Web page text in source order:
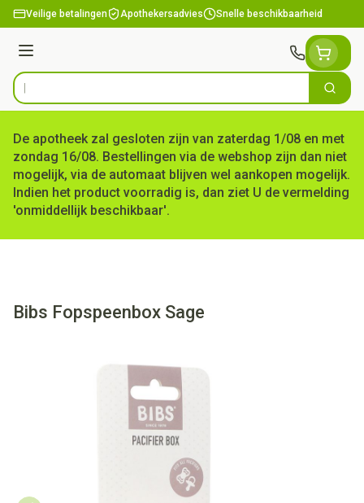
Ga naar de inhoud
Veilige betalingen Apothekersadvies Snelle beschikbaarheid
Menu
Product, merk, categorie... Zoek
De apotheek zal gesloten zijn van zaterdag 1/08 en met
zondag 16/08. Bestellingen via de webshop zijn dan niet
mogelijk, via de automaat blijven wel aankopen mogelijk.
Indien het product voorradig is, dan ziet U de vermelding
'onmiddellijk beschikbaar'.
Bibs Fopspeenbox Sage